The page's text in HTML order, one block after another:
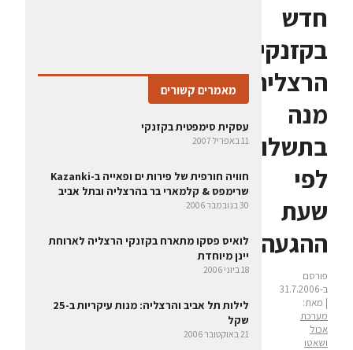
חדש
בקזנקי
הרצליה:
מנה
בתשלום
לפי
שעת
ההגעה
פורסם
ב-31.7.2006
| מאת:
מערכת
אכול
ושאטו
מאמרים קשורים
עסקית סימפטית בקזנקי
11 באפריל 2007
חוויה חורפית של פירות ים ופאייה ב-Kazanki
שרימפס & קלמארי בר בהרצליה ובתל אביב
30 בנובמבר 2006
לואיס פסקו מתארח בקזנקי הרצליה לארוחת
יינן מיוחדת
18 ביוני 2006
לילות תל אביב והרצליה: מנות עיקריות ב-25
שקל
21 באוקטובר 2006